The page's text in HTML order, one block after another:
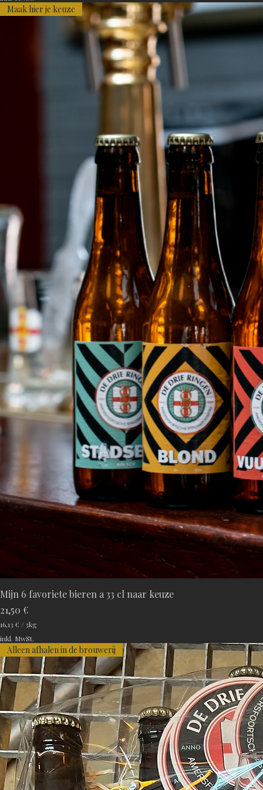
Maak hier je keuze
Mijn 6 favoriete bieren a 33 cl naar keuze
Preis
21,50 €
16,13 € / 3kg
6
1
3
€
p
r
o
3
K
i
l
inkl. MwSt.
Alleen afhalen in de brouwerij